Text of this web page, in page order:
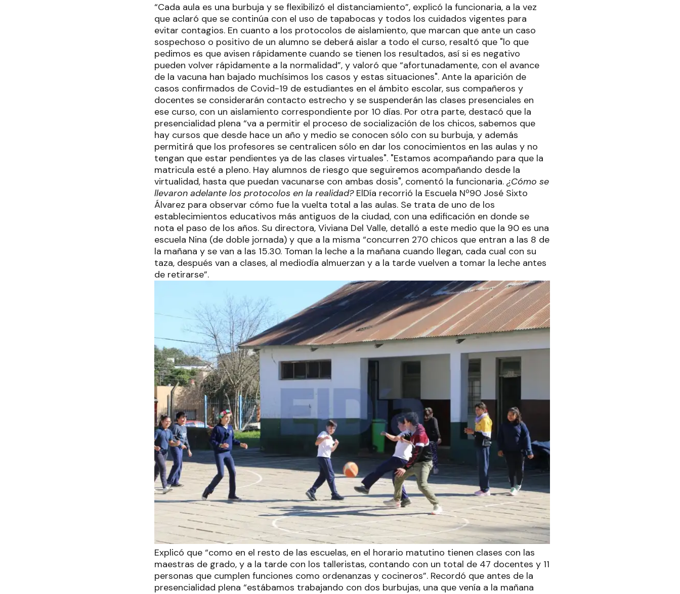
“Cada aula es una burbuja y se flexibilizó el distanciamiento”, explicó la funcionaria, a la vez
que aclaró que se continúa con el uso de tapabocas y todos los cuidados vigentes para
evitar contagios. En cuanto a los protocolos de aislamiento, que marcan que ante un caso
sospechoso o positivo de un alumno se deberá aislar a todo el curso, resaltó que "lo que
pedimos es que avisen rápidamente cuando se tienen los resultados, así si es negativo
pueden volver rápidamente a la normalidad”, y valoró que “afortunadamente, con el avance
de la vacuna han bajado muchísimos los casos y estas situaciones". Ante la aparición de
casos confirmados de Covid-19 de estudiantes en el ámbito escolar, sus compañeros y
docentes se considerarán contacto estrecho y se suspenderán las clases presenciales en
ese curso, con un aislamiento correspondiente por 10 días. Por otra parte, destacó que la
presencialidad plena “va a permitir el proceso de socialización de los chicos, sabemos que
hay cursos que desde hace un año y medio se conocen sólo con su burbuja, y además
permitirá que los profesores se centralicen sólo en dar los conocimientos en las aulas y no
tengan que estar pendientes ya de las clases virtuales". "Estamos acompañando para que la
matricula esté a pleno. Hay alumnos de riesgo que seguiremos acompañando desde la
virtualidad, hasta que puedan vacunarse con ambas dosis", comentó la funcionaria. ¿Cómo se
llevaron adelante los protocolos en la realidad?ElDía recorrió la Escuela Nº90 José Sixto
Álvarez para observar cómo fue la vuelta total a las aulas. Se trata de uno de los
establecimientos educativos más antiguos de la ciudad, con una edificación en donde se
nota el paso de los años. Su directora, Viviana Del Valle, detalló a este medio que la 90 es una
escuela Nina (de doble jornada) y que a la misma “concurren 270 chicos que entran a las 8 de
la mañana y se van a las 15.30. Toman la leche a la mañana cuando llegan, cada cual con su
taza, después van a clases, al mediodía almuerzan y a la tarde vuelven a tomar la leche antes
de retirarse”.
Explicó que “como en el resto de las escuelas, en el horario matutino tienen clases con las
maestras de grado, y a la tarde con los talleristas, contando con un total de 47 docentes y 11
personas que cumplen funciones como ordenanzas y cocineros”. Recordó que antes de la
presencialidad plena “estábamos trabajando con dos burbujas, una que venía a la mañana